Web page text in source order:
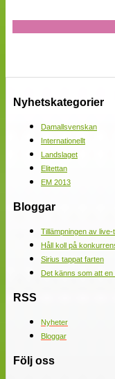
Nyhetskategorier
Damallsvenskan
Internationellt
Landslaget
Elitettan
EM 2013
Bloggar
Tillämpningen av
Håll koll på
Sirius tappat farten
Det känns som att
RSS
Nyheter
Bloggar
Följ oss